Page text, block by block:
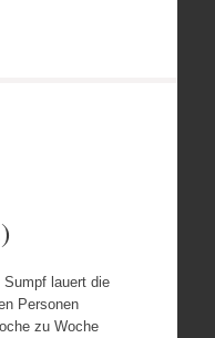
Sumpf lauert die
Personen
zu Woche